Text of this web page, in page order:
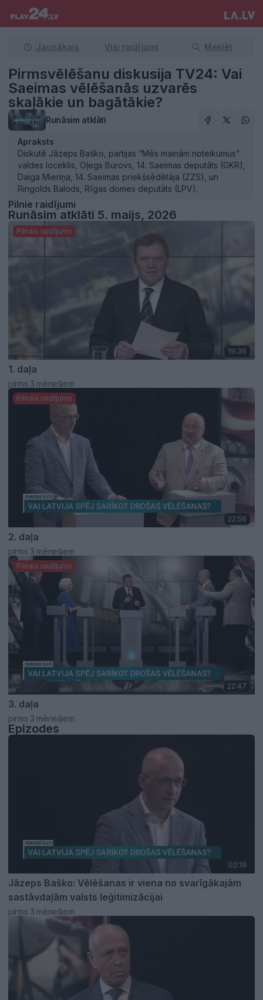
Jaunākais Visi raidījumi Meklēt
Pirmsvēlēšanu diskusija TV24: Vai
Saeimas vēlēšanās uzvarēs
skaļākie un bagātākie?
Runāsim atklāti
Apraksts
Diskutē Jāzeps Baško, partijas “Mēs mainām noteikumus”
valdes loceklis, Oļegs Burovs, 14. Saeimas deputāts (GKR),
Daiga Mieriņa, 14. Saeimas priekšsēdētāja (ZZS), un
Ringolds Balods, Rīgas domes deputāts (LPV).
Pilnie raidījumi
Runāsim atklāti 5. maijs, 2026
Pilnais raidījums
19:36
1. daļa
pirms 3 mēnešiem
Pilnais raidījums
22:56
2. daļa
pirms 3 mēnešiem
Pilnais raidījums
22:47
3. daļa
pirms 3 mēnešiem
Epizodes
02:19
Jāzeps Baško: Vēlēšanas ir viena no svarīgākajām
sastāvdaļām valsts leģitimizācijai
pirms 3 mēnešiem